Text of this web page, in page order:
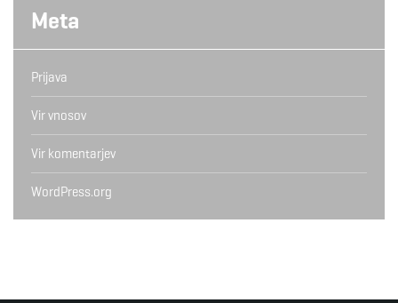
Meta
Prijava
Vir vnosov
Vir komentarjev
WordPress.org